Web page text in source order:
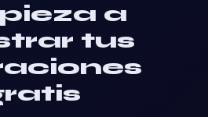
a
tus